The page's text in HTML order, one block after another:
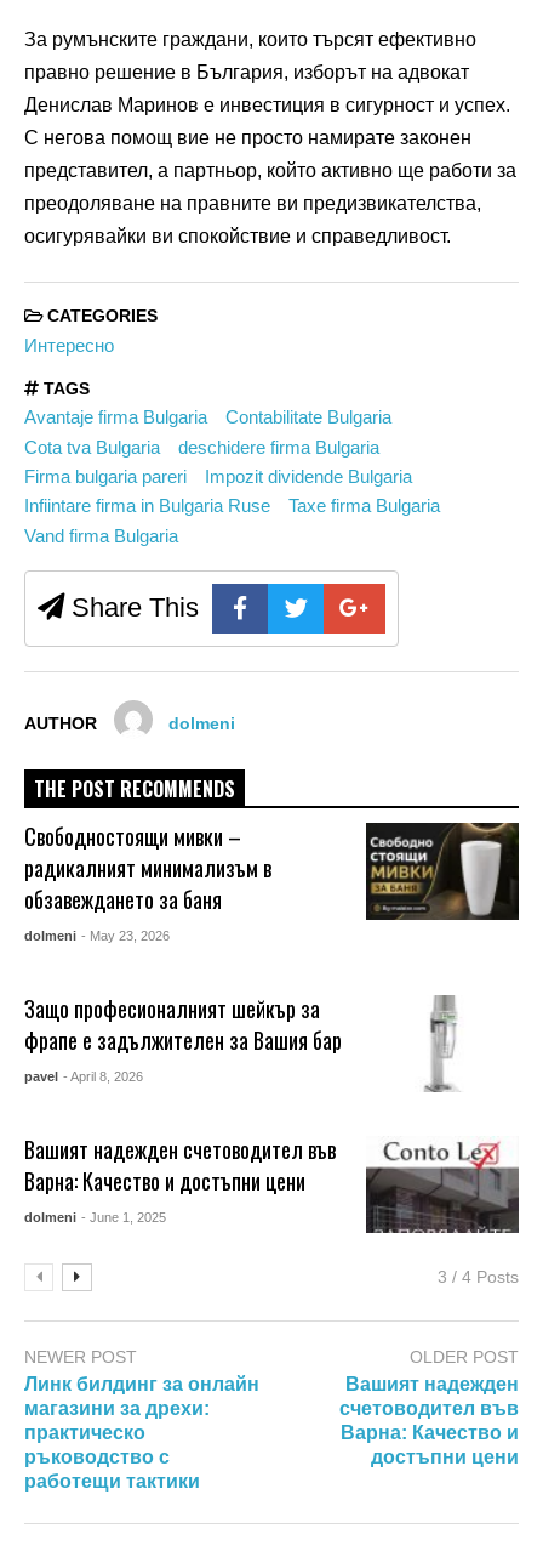
За румънските граждани, които търсят ефективно
правно решение в България, изборът на адвокат
Денислав Маринов е инвестиция в сигурност и успех.
С негова помощ вие не просто намирате законен
представител, а партньор, който активно ще работи за
преодоляване на правните ви предизвикателства,
осигурявайки ви спокойствие и справедливост.
CATEGORIES
Интересно
TAGS
Avantaje firma Bulgaria
Contabilitate Bulgaria
Cota tva Bulgaria
deschidere firma Bulgaria
Firma bulgaria pareri
Impozit dividende Bulgaria
Infiintare firma in Bulgaria Ruse
Taxe firma Bulgaria
Vand firma Bulgaria
Share This
AUTHOR dolmeni
THE POST RECOMMENDS
Свободностоящи мивки –
радикалният минимализъм в
обзавеждането за баня
dolmeni - May 23, 2026
Защо професионалният шейкър за
фрапе е задължителен за Вашия бар
pavel - April 8, 2026
Вашият надежден счетоводител във
Варна: Качество и достъпни цени
dolmeni - June 1, 2025
3 / 4 Posts
NEWER POST
Линк билдинг за онлайн
магазини за дрехи:
практическо
ръководство с
работещи тактики
OLDER POST
Вашият надежден
счетоводител във
Варна: Качество и
достъпни цени